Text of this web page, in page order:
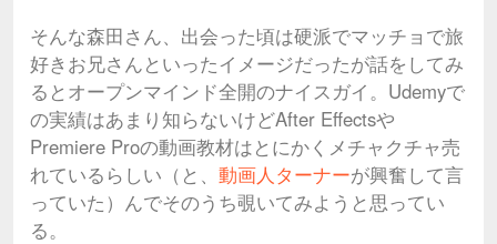
そんな森田さん、出会った頃は硬派でマッチョで旅
好きお兄さんといったイメージだったが話をしてみ
るとオープンマインド全開のナイスガイ。Udemyで
の実績はあまり知らないけどAfter Effectsや
Premiere Proの動画教材はとにかくメチャクチャ売
れているらしい（と、 動画人ターナーが興奮して言
っていた）んでそのうち覗いてみようと思ってい
る。